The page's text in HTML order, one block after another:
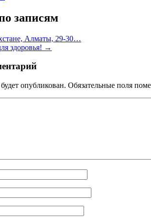
записям
Алматы, 29-30…
здоровья! →
опубликован. Обязательные поля